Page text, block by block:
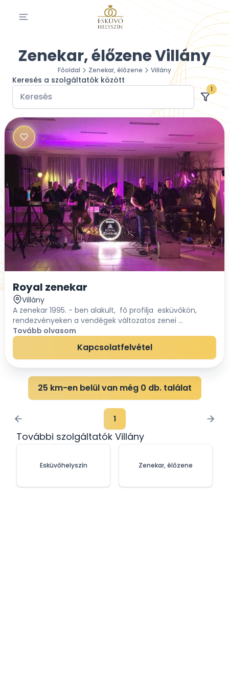
Zenekar, élőzene Villány
Főoldal Zenekar, élőzene Villány
Keresés a szolgáltatók között
1
Royal zenekar
Villány
A zenekar 1995. - ben alakult, fő profilja esküvőkön,
rendezvényeken a vendégek változatos zenei
szórakoztatása élő előadással. Repertoárunkat
igyekszünk minél tágabb zenei irányokba terelni, hogy...
Tovább olvasom
Kapcsolatfelvétel
25 km-en belül van még 0 db. találat
1
További szolgáltatók Villány
Esküvőhelyszín Zenekar, élőzene